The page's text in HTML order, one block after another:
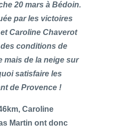
20 mars à Bédoin.
par les victoires
Caroline Chaverot
conditions de
mais de la neige sur
satisfaire les
de Provence !
Caroline
Martin ont donc